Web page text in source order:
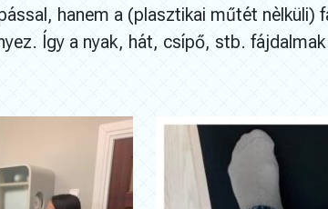
hanem a (plasztikai műtét
Így a nyak, hát, csípő, stb.